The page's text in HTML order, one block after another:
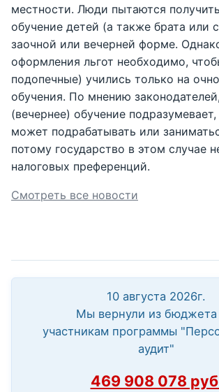
местности. Люди пытаются
обучение детей (а также брата или
заочной или вечерней форме.
оформления льгот необходимо,
подопечные) учились только на
обучения. По мнению
(вечернее) обучение
может подрабатывать или
потому государство в этом случае
налоговых преференций.
Смотреть все новости
10 августа 2026г.
Мы вернули из
участникам программы
аудит"
469 908 078